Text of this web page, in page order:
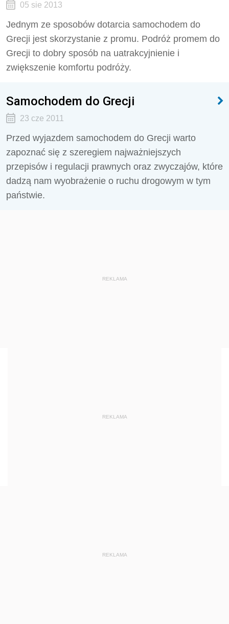
05 sie 2013
Jednym ze sposobów dotarcia samochodem do
Grecji jest skorzystanie z promu. Podróż promem do
Grecji to dobry sposób na uatrakcyjnienie i
zwiększenie komfortu podróży.
Samochodem do Grecji
23 cze 2011
Przed wyjazdem samochodem do Grecji warto
zapoznać się z szeregiem najważniejszych
przepisów i regulacji prawnych oraz zwyczajów, które
dadzą nam wyobrażenie o ruchu drogowym w tym
państwie.
REKLAMA
REKLAMA
REKLAMA